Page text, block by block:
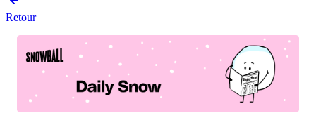
Retour